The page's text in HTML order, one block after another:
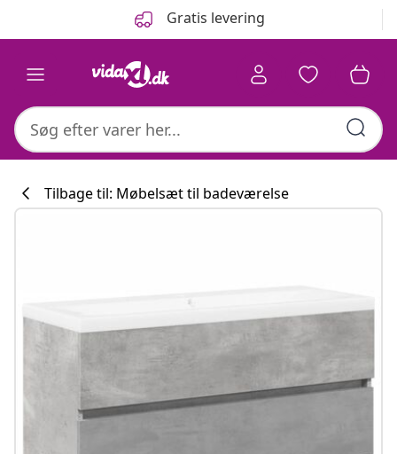
Gratis levering
Tilbage til: Møbelsæt til badeværelse